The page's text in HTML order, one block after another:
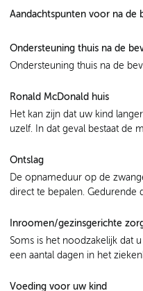
Aandachtspunten voor na de
Ondersteuning thuis na de
Ondersteuning thuis na de
Ronald McDonald huis
Het kan zijn dat uw kind
uzelf. In dat geval bestaat de
Ontslag
De opnameduur op de
direct te bepalen. Gedurende
Inroomen/gezinsgerichte
Soms is het noodzakelijk dat
een aantal dagen in het
Voeding voor uw kind